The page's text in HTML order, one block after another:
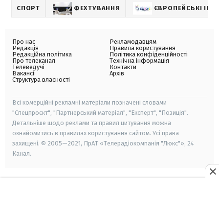
СПОРТ ФЕХТУВАННЯ ЄВРОПЕЙСЬКІ
Про нас
Редакція
Редакційна політика
Про телеканал
Телеведучі
Вакансії
Структура власності
Рекламодавцям
Правила користування
Політика конфіденційності
Технічна інформація
Контакти
Архів
Всі комерційні рекламні матеріали позначені словами
"Спецпроєкт", "Партнерський матеріал", "Експерт", "Позиція".
Детальніше щодо реклами та правил цитування можна
ознайомитись в правилах користування сайтом. Усі права
захищені. © 2005—2021, ПрАТ «Телерадіокомпанія "Люкс"», 24
Канал.